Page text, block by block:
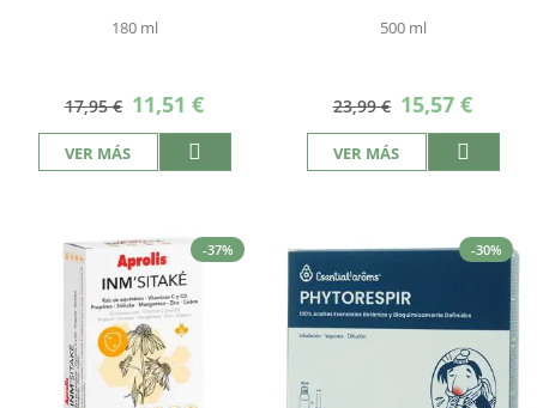
180 ml
17,95 € Precio
especial
11,51 €
VER MÁS
500 ml
23,99 € Precio
especial
15,57 €
VER MÁS
-37% -30%